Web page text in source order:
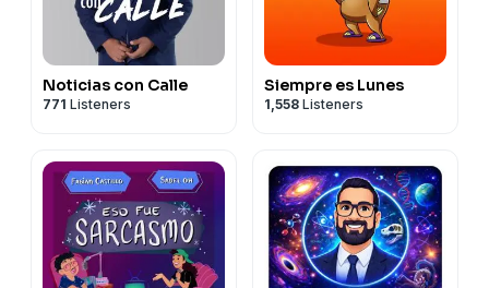
Noticias con Calle
771 Listeners
Siempre es Lunes
1,558 Listeners